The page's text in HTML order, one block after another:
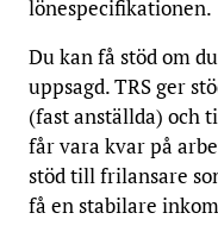
lönespecifikationen.
Du kan få stöd om
uppsagd. TRS ger
(fast anställda) och
får vara kvar på
stöd till frilansare
få en stabilare